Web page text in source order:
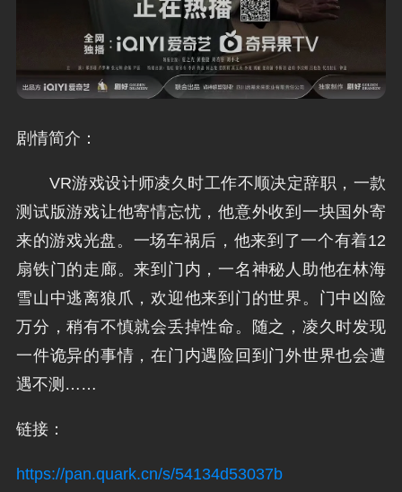
剧情简介：
VR游戏设计师凌久时工作不顺决定辞职，一款
测试版游戏让他寄情忘忧，他意外收到一块国外寄
来的游戏光盘。 一场车祸后，他来到了一个有着12
扇铁门的走廊。来到门内，一名 神秘人助他在林海
雪山 中逃离狼爪，欢迎他来到门的世界。门中凶险
万分，稍有不慎就会丢掉性命。随之，凌久时发现
一件诡异的事情，在门内遇险回到门外世界也会遭
遇不测……
链接：
https://pan.quark.cn/s/54134d53037b